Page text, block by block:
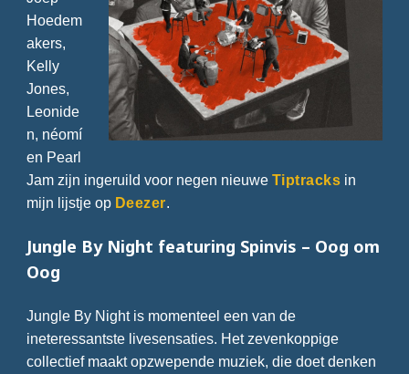
Hoedem
akers,
Kelly
Jones,
Leonide
n, néomí
en Pearl
Jam zijn ingeruild voor negen nieuwe Tiptracks in
mijn lijstje op Deezer.
Jungle By Night featuring Spinvis – Oog om
Oog
Jungle By Night is momenteel een van de
ineteressantste livesensaties. Het zevenkoppige
collectief maakt opzwepende muziek, die doet denken